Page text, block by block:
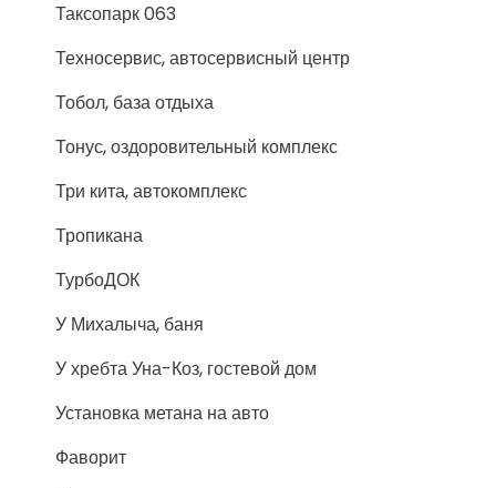
Таксопарк 063
Техносервис, автосервисный центр
Тобол, база отдыха
Тонус, оздоровительный комплекс
Три кита, автокомплекс
Тропикана
ТурбоДОК
У Михалыча, баня
У хребта Уна-Коз, гостевой дом
Установка метана на авто
Фаворит